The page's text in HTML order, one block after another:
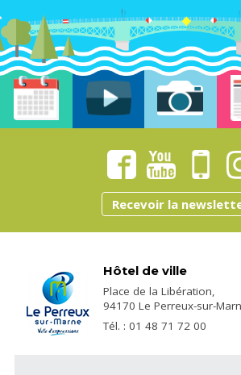
Recevoir la
Hôtel de ville
Place de la Libération,
94170 Le Perreux-sur-
Tél. : 01 48 71 72 00